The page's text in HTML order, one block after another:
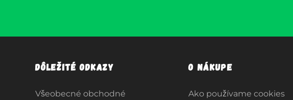
Dôležité odkazy
Všeobecné obchodné
O nákupe
Ako používame cookies